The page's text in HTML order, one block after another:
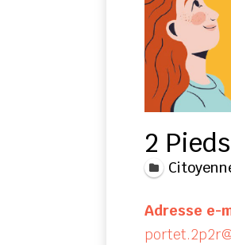
2
Adresse e-